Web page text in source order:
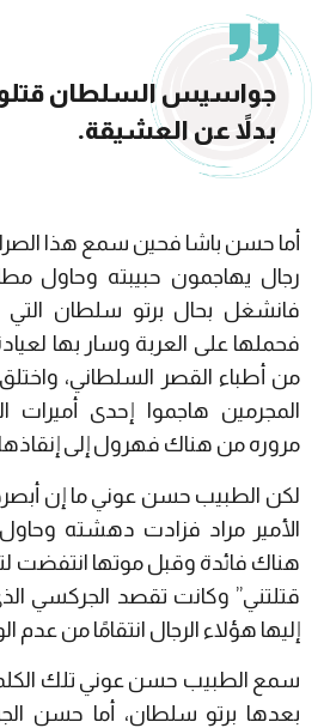
جواسيس السلطان
بدلاً عن العشيقة.
أما حسن باشا فحين سمع هذا
رجال يهاجمون حبيبته وحاول
فانشغل بحال برتو سلطان التي
فحملها على العربة وسار بها
من أطباء القصر السلطاني،
المجرمين هاجموا إحدى أميرات
مروره من هناك فهرول إلى إنقاذها
لكن الطبيب حسن عوني ما إن
الأمير مراد فزادت دهشته
هناك فائدة وقبل موتها انتفضت
قتلتني” وكانت تقصد الجركسي
إليها هؤلاء الرجال انتقامًا من عدم
سمع الطبيب حسن عوني تلك
بعدها برتو سلطان، أما حسن